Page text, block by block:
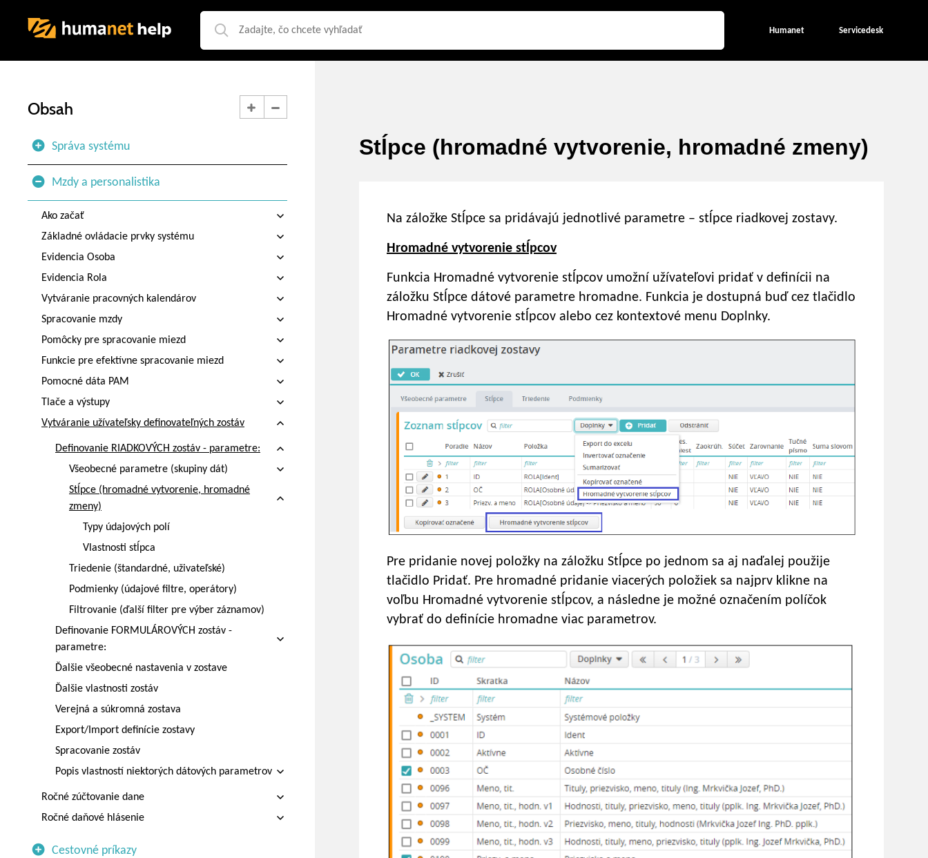
Humanet Servicedesk
Obsah
Správa systému
Mzdy a personalistika
Ako začať
Základné ovládacie prvky systému
Evidencia Osoba
Evidencia Rola
Vytváranie pracovných kalendárov
Spracovanie mzdy
Pomôcky pre spracovanie miezd
Funkcie pre efektívne spracovanie miezd
Pomocné dáta PAM
Tlače a výstupy
Vytváranie užívateľsky definovateľných zostáv
Definovanie RIADKOVÝCH zostáv - parametre:
Všeobecné parametre (skupiny dát)
Stĺpce (hromadné vytvorenie, hromadné
zmeny)
Typy údajových polí
Vlastnosti stĺpca
Triedenie (štandardné, uživateľské)
Podmienky (údajové filtre, operátory)
Filtrovanie (ďalší filter pre výber záznamov)
Definovanie FORMULÁROVÝCH zostáv -
parametre:
Ďalšie všeobecné nastavenia v zostave
Ďalšie vlastnosti zostáv
Verejná a súkromná zostava
Export/Import definície zostavy
Spracovanie zostáv
Popis vlastností niektorých dátových parametrov
Ročné zúčtovanie dane
Ročné daňové hlásenie
Cestovné príkazy
Stĺpce (hromadné vytvorenie, hromadné zmeny)
Na záložke Stĺpce sa pridávajú jednotlivé parametre – stĺpce riadkovej zostavy.
Hromadné vytvorenie stĺpcov
Funkcia Hromadné vytvorenie stĺpcov umožní užívateľovi pridať v definícii na
záložku Stĺpce dátové parametre hromadne. Funkcia je dostupná buď cez tlačidlo
Hromadné vytvorenie stĺpcov alebo cez kontextové menu Doplnky.
Pre pridanie novej položky na záložku Stĺpce po jednom sa aj naďalej použije
tlačidlo Pridať. Pre hromadné pridanie viacerých položiek sa najprv klikne na
voľbu Hromadné vytvorenie stĺpcov, a následne je možné označením políčok
vybrať do definície hromadne viac parametrov.